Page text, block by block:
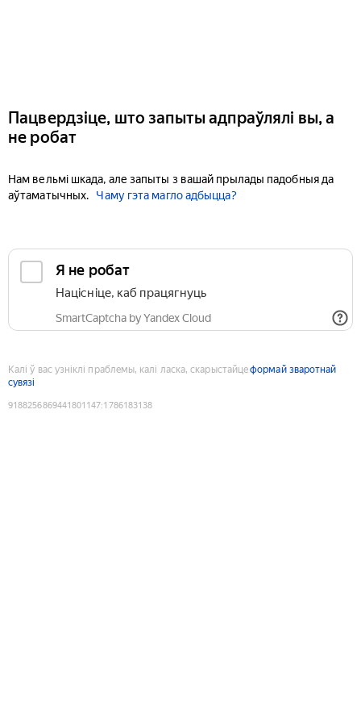
Пацвердзіце, што запыты адпраўлялі вы, а
не робат
Нам вельмі шкада, але запыты з вашай прылады падобныя да
аўтаматычных.
Чаму гэта магло адбыцца?
Я не робат
Націсніце, каб працягнуць
SmartCaptcha by Yandex Cloud
Калі ў вас узніклі праблемы, калі ласка, скарыстайцеформай зваротнай
сувязі
9188256869441801147:1786183138